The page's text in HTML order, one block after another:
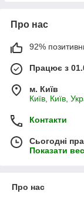
Про нас
92%
Працює з
м. Київ
Київ, Київ,
Контакти
Сьогодні
Показати
Про нас